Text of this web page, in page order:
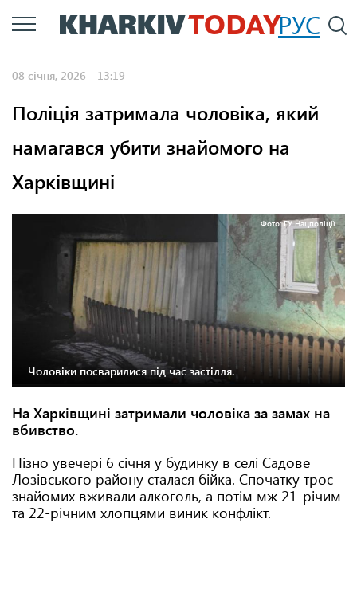
Перейти
до
РУС
08 січня, 2026 - 13:19
Поліція затримала чоловіка, який
намагався убити знайомого на
Харківщині
Фото: ГУ Нацполіції.
Чоловіки посварилися під час застілля.
На Харківщині затримали чоловіка за замах на
вбивство.
Пізно увечері 6 січня у будинку в селі Садове
Лозівського району сталася бійка. Спочатку троє
знайомих вживали алкоголь, а потім мж 21-річим
та 22-річним хлопцями виник конфлікт.